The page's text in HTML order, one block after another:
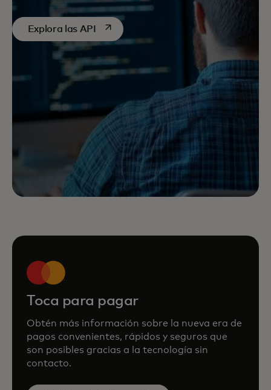
Explora las API se abre en una pestaña nueva
Toca para pagar
Obtén más información sobre la nueva era de
pagos convenientes, rápidos y seguros que
son posibles gracias a la tecnología sin
contacto.